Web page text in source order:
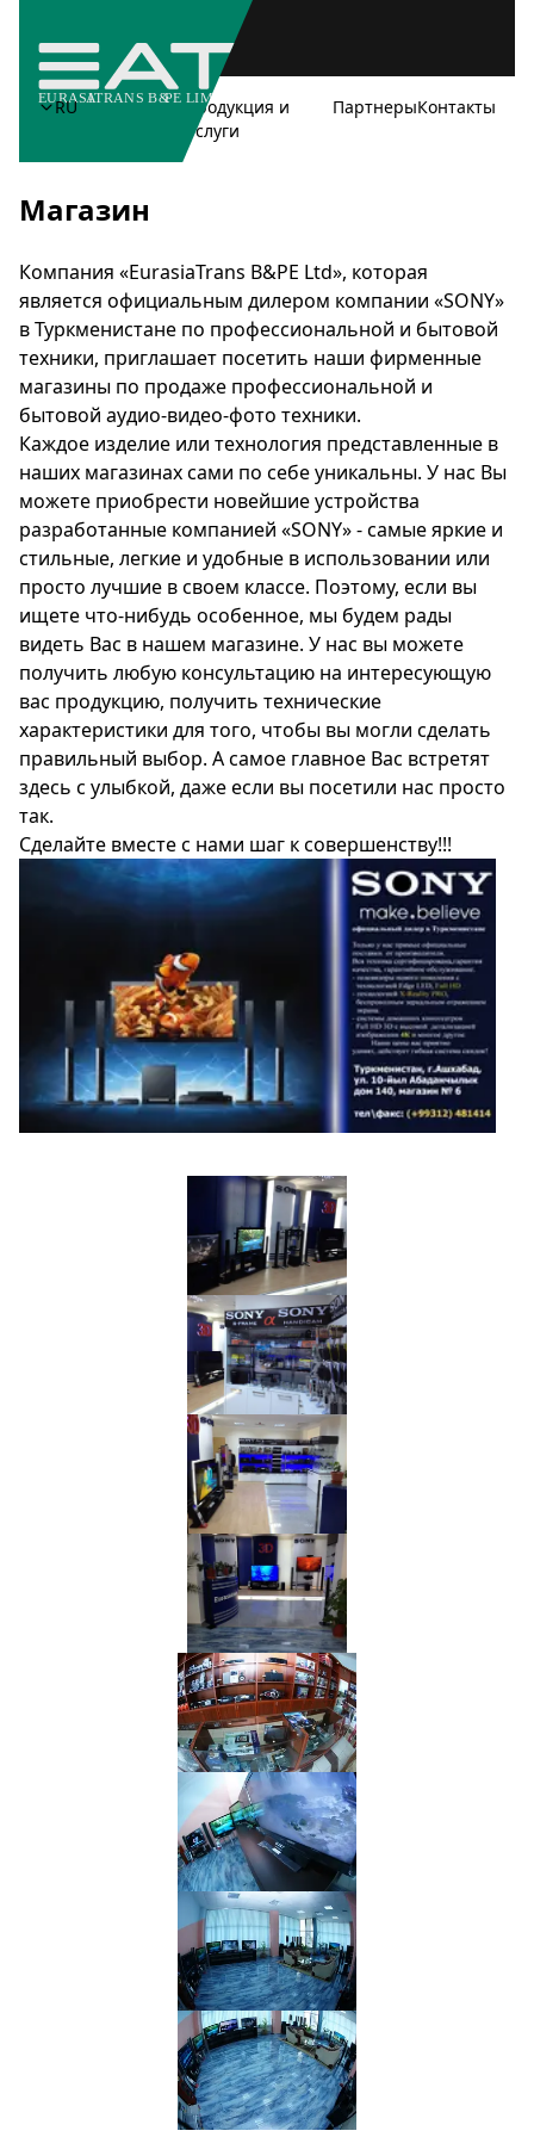
RUО
Продукция и
Услуги
ПартнерыКонтакты
Магазин
Компания «EurasiaTrans B&PE Ltd», которая
является официальным дилером компании «SONY»
в Туркменистане по профессиональной и бытовой
техники, приглашает посетить наши фирменные
магазины по продаже профессиональной и
бытовой аудио-видео-фото техники.
Каждое изделие или технология представленные в
наших магазинах сами по себе уникальны. У нас Вы
можете приобрести новейшие устройства
разработанные компанией «SONY» - самые яркие и
стильные, легкие и удобные в использовании или
просто лучшие в своем классе. Поэтому, если вы
ищете что-нибудь особенное, мы будем рады
видеть Вас в нашем магазине. У нас вы можете
получить любую консультацию на интересующую
вас продукцию, получить технические
характеристики для того, чтобы вы могли сделать
правильный выбор. А самое главное Вас встретят
здесь с улыбкой, даже если вы посетили нас просто
так.
Сделайте вместе с нами шаг к совершенству!!!